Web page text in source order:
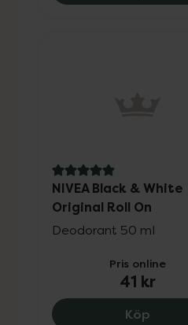
5 av 5 i omdöme
NIVEA Black & White
Original Roll On
Deodorant 50 ml
Pris online
41 kr
Köp